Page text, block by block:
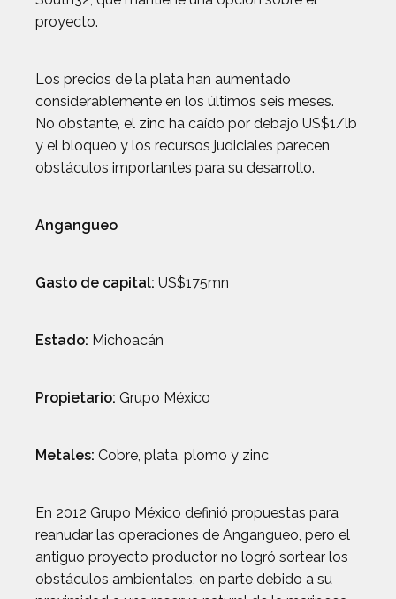
proyecto.
Los precios de la plata han aumentado
considerablemente en los últimos seis meses.
No obstante, el zinc ha caído por debajo US$1/lb
y el bloqueo y los recursos judiciales parecen
obstáculos importantes para su desarrollo.
Angangueo
Gasto de capital: US$175mn
Estado: Michoacán
Propietario: Grupo México
Metales: Cobre, plata, plomo y zinc
En 2012 Grupo México definió propuestas para
reanudar las operaciones de Angangueo, pero el
antiguo proyecto productor no logró sortear los
obstáculos ambientales, en parte debido a su